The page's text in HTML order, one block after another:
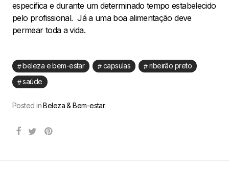
especifica e durante um determinado tempo estabelecido
pelo profissional. Já a uma boa alimentação deve
permear toda a vida.
beleza e bem-estar capsulas
ribeirão preto
saúde
Posted inBeleza & Bem-estar.